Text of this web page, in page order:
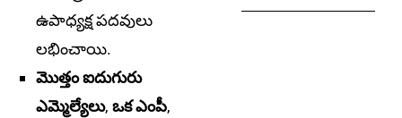
ఉపాధ్యక్ష పదవులు
లభించాయి.
మొత్తం ఐదుగురు
ఎమ్మెల్యేలు, ఒక ఎంపీ,